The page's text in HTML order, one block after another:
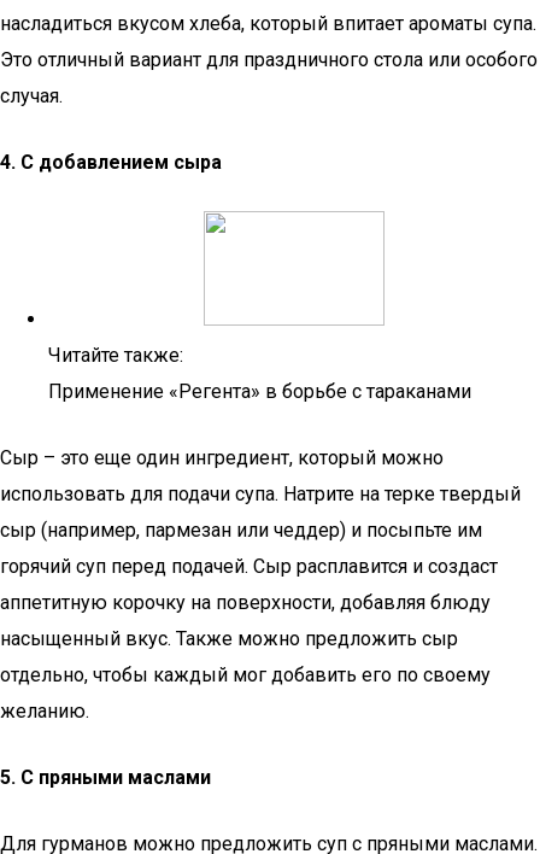
насладиться вкусом хлеба, который впитает ароматы супа.
Это отличный вариант для праздничного стола или особого
случая.
4. С добавлением сыра
Читайте также:
Применение «Регента» в борьбе с тараканами
Сыр – это еще один ингредиент, который можно
использовать для подачи супа. Натрите на терке твердый
сыр (например, пармезан или чеддер) и посыпьте им
горячий суп перед подачей. Сыр расплавится и создаст
аппетитную корочку на поверхности, добавляя блюду
насыщенный вкус. Также можно предложить сыр
отдельно, чтобы каждый мог добавить его по своему
желанию.
5. С пряными маслами
Для гурманов можно предложить суп с пряными маслами.